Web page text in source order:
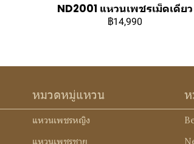
ND2001 แหวนเพชรเม็ดเดียว
฿14,990
หมวดหมู่แหวน
แหวนเพชรหญิง
แหวนเพชรชาย